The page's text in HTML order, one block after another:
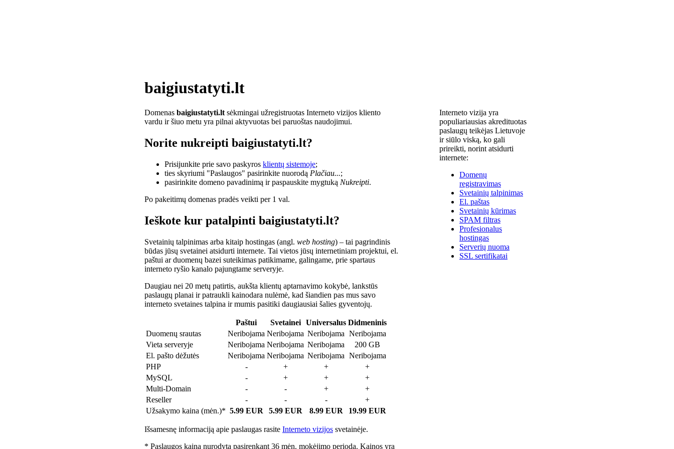
baigiustatyti.lt
Domenas baigiustatyti.lt sėkmingai užregistruotas Interneto vizijos kliento
vardu ir šiuo metu yra pilnai aktyvuotas bei paruoštas naudojimui.
Norite nukreipti baigiustatyti.lt?
Prisijunkite prie savo paskyros klientų sistemoje;
ties skyriumi "Paslaugos" pasirinkite nuorodą Plačiau...;
pasirinkite domeno pavadinimą ir paspauskite mygtuką Nukreipti.
Po pakeitimų domenas pradės veikti per 1 val.
Ieškote kur patalpinti baigiustatyti.lt?
Svetainių talpinimas arba kitaip hostingas (angl. web hosting) – tai pagrindinis
būdas jūsų svetainei atsidurti internete. Tai vietos jūsų internetiniam projektui, el.
paštui ar duomenų bazei suteikimas patikimame, galingame, prie spartaus
interneto ryšio kanalo pajungtame serveryje.
Daugiau nei 20 metų patirtis, aukšta klientų aptarnavimo kokybė, lankstūs
paslaugų planai ir patraukli kainodara nulėmė, kad šiandien pas mus savo
interneto svetaines talpina ir mumis pasitiki daugiausiai šalies gyventojų.
Paštui Svetainei Universalus Didmeninis
Duomenų srautas
Neribojama Neribojama Neribojama Neribojama
Vieta serveryje
Neribojama Neribojama Neribojama
200 GB
El. pašto dėžutės
Neribojama Neribojama Neribojama Neribojama
PHP
- + +
+
MySQL
- + +
+
Multi-Domain
- - +
+
Reseller
- - -
+
Užsakymo kaina (mėn.)* 5.99 EUR 5.99 EUR 8.99 EUR 19.99 EUR
Išsamesnę informaciją apie paslaugas rasite Interneto vizijos svetainėje.
* Paslaugos kaina nurodyta pasirenkant 36 mėn. mokėjimo periodą. Kainos yra
Interneto vizija yra
populiariausias akredituotas
paslaugų teikėjas Lietuvoje
ir siūlo viską, ko gali
prireikti, norint atsidurti
internete:
Domenų
registravimas
Svetainių talpinimas
El. paštas
Svetainių kūrimas
SPAM filtras
Profesionalus
hostingas
Serverių nuoma
SSL sertifikatai